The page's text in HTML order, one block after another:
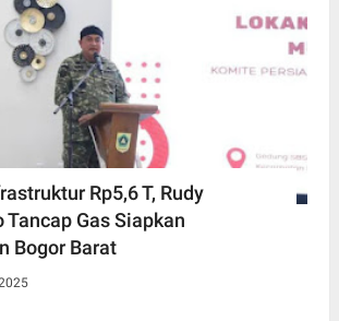
Rp5,6 T, Rudy
Tancap Gas Siapkan
Bogor Barat